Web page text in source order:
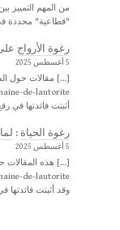
من المهم التمييز
"قطاعية" محددة
رغوة الأرواح
5 أغسطس 2025
أثبتت فائدتها في
رغوة الحياة :
5 أغسطس 2025
وقد أثبتت فائدتها